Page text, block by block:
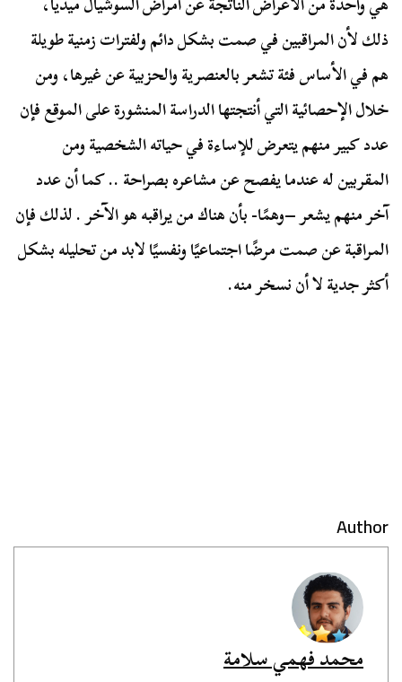
ذلك لأن المراقبين في صمت بشكل دائم ولفترات زمنية طويلة
هم في الأساس فئة تشعر بالعنصرية والحزبية عن غيرها، ومن
خلال الإحصائية التي أنتجتها الدراسة المنشورة على الموقع فإن
عدد كبير منهم يتعرض للإساءة في حياته الشخصية ومن
المقربين له عندما يفصح عن مشاعره بصراحة .. كما أن عدد
آخر منهم يشعر –وهمًا- بأن هناك من يراقبه هو الآخر . لذلك فإن
المراقبة عن صمت مرضًا اجتماعيًا ونفسيًا لابد من تحليله بشكل
أكثر جدية لا أن نسخر منه.
Author
محمد فهمي سلامة